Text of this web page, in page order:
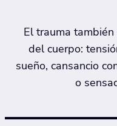
El trauma
del cuerpo:
sueño, cansancio
o